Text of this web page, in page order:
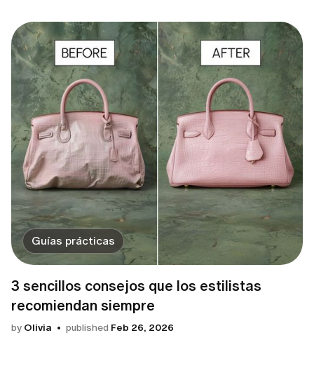
Guías prácticas
3 sencillos consejos que los estilistas
recomiendan siempre
by Olivia published Feb 26, 2026